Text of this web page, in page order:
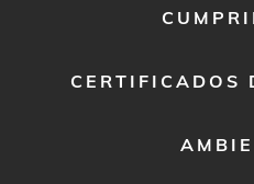
CERTIFICADOS